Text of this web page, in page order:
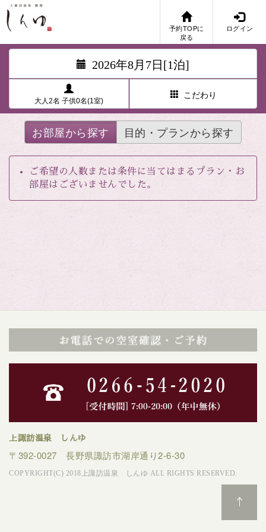
予約TOPに
戻る
ログイン
2026年8月7日[1泊]
大人2名 子供0名(1室)
こだわり
お部屋から探す 目的・プランから探す
ご希望の人数または条件に当てはまるプラン・お
部屋はございませんでした。
上諏訪温泉 しんゆ
〒392-0027 長野県諏訪市湖岸通り2-6-30
COPYRIGHT(C) 2018上諏訪温泉 しんゆ ALL RIGHTS RESERVED.